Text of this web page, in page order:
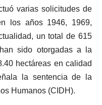
varias solicitudes de
los años 1946, 1969,
un total de 615
sido otorgadas a la
hectáreas en calidad
la sentencia de la
Humanos (CIDH).